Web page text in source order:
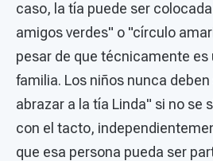
caso, la tía puede ser
amigos verdes" o "círculo
pesar de que técnicamente es
familia. Los niños nunca
abrazar a la tía Linda" si no se
con el tacto,
que esa persona pueda ser